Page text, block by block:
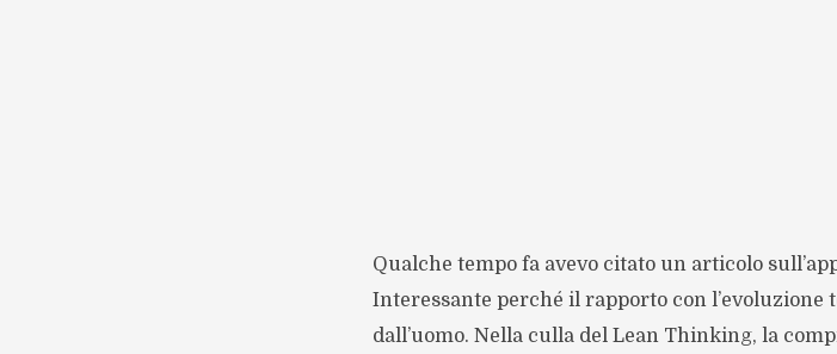
Qualche tempo fa avevo citato un articolo
Interessante perché il rapporto con l’evoluzione
dall’uomo. Nella culla del Lean Thinking, la